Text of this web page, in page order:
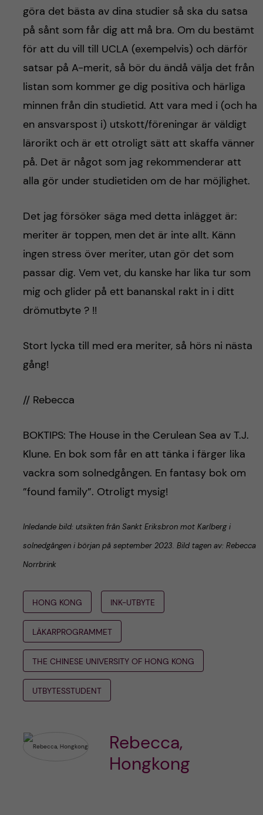
göra det bästa av dina studier så ska du satsa
på sånt som får dig att må bra. Om du bestämt
för att du vill till UCLA (exempelvis) och därför
satsar på A-merit, så bör du ändå välja det från
listan som kommer ge dig positiva och härliga
minnen från din studietid. Att vara med i (och ha
en ansvarspost i) utskott/föreningar är väldigt
lärorikt och är ett otroligt sätt att skaffa vänner
på. Det är något som jag rekommenderar att
alla gör under studietiden om de har möjlighet.
Det jag försöker säga med detta inlägget är:
meriter är toppen, men det är inte allt. Känn
ingen stress över meriter, utan gör det som
passar dig. Vem vet, du kanske har lika tur som
mig och glider på ett bananskal rakt in i ditt
drömutbyte ? !!
Stort lycka till med era meriter, så hörs ni nästa
gång!
// Rebecca
BOKTIPS: The House in the Cerulean Sea av T.J.
Klune. En bok som får en att tänka i färger lika
vackra som solnedgången. En fantasy bok om
”found family”. Otroligt mysig!
Inledande bild: utsikten från Sankt Eriksbron mot Karlberg i
solnedgången i början på september 2023. Bild tagen av: Rebecca
Norrbrink
HONG KONG INK-UTBYTE
LÄKARPROGRAMMET
THE CHINESE UNIVERSITY OF HONG KONG
UTBYTESSTUDENT
Rebecca,
Hongkong